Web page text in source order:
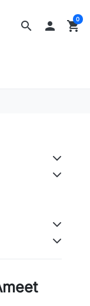
search
 shopping_cart
0